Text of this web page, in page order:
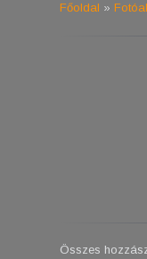
Főoldal »
Összes